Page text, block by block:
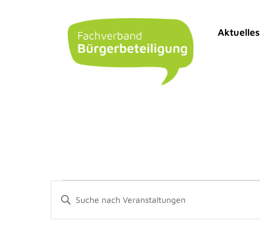
Aktuelles
Veranstaltungen
Suche
Bitte
Schlüsselwort
Suche